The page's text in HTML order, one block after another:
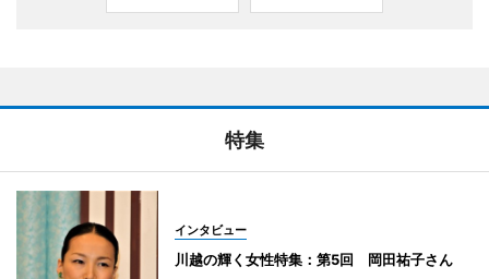
特集
インタビュー
川越の輝く女性特集：第5回 岡田祐子さん